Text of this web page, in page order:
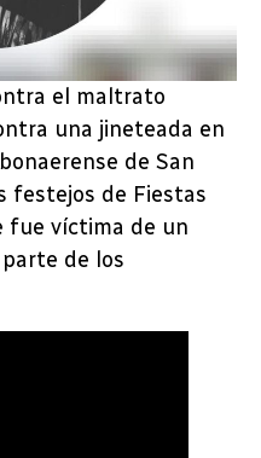
el maltrato
una jineteada en
de San
festejos de Fiestas
fue víctima de un
de los